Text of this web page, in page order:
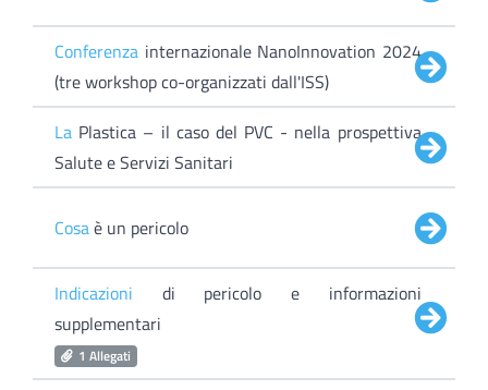
Conferenza internazionale NanoInnovation 2024
(tre workshop co-organizzati dall'ISS)
La Plastica – il caso del PVC - nella prospettiva
Salute e Servizi Sanitari
Cosaè un pericolo
Indicazioni di pericolo e informazioni
supplementari
1 Allegati